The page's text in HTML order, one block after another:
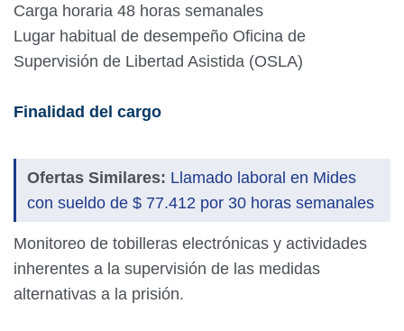
Carga horaria 48 horas semanales
Lugar habitual de desempeño Oficina de
Supervisión de Libertad Asistida (OSLA)
Finalidad del cargo
Ofertas Similares: Llamado laboral en Mides
con sueldo de $ 77.412 por 30 horas semanales
Monitoreo de tobilleras electrónicas y actividades
inherentes a la supervisión de las medidas
alternativas a la prisión.